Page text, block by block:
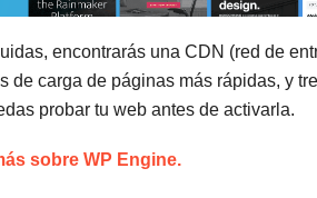
encontrarás una CDN (red de
de carga de páginas más rápidas, y
probar tu web antes de activarla.
sobre WP Engine.